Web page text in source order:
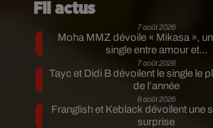
Fil actus
7 août 2026
Moha MMZ dévoile « Mikasa »,
single entre amour et...
7 août 2026
Tayc et Didi B dévoilent le single le
de l’année
6 août 2026
Franglish et Keblack dévoilent une
surprise